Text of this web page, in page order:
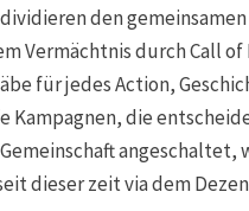
den
Vermächtnis durch Call
für jedes Action,
die
angeschaltet,
dieser zeit via dem